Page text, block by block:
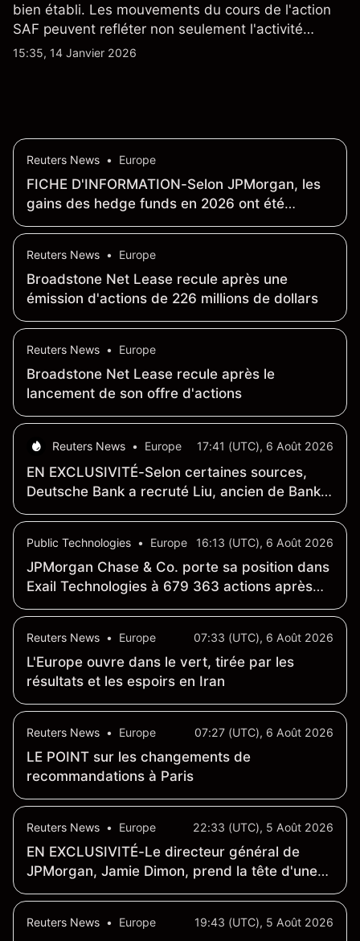
bien établi. Les mouvements du cours de l'action
SAF peuvent refléter non seulement l'activité
quotidienne du marché, mais aussi la position de
15:35, 14 Janvier 2026
Reuters News • Europe
FICHE D'INFORMATION-Selon JPMorgan, les
gains des hedge funds en 2026 ont été
affectés par les opérations sur les valeurs
Reuters News • Europe
Broadstone Net Lease recule après une
émission d'actions de 226 millions de dollars
Reuters News • Europe
Broadstone Net Lease recule après le
lancement de son offre d'actions
Reuters News • Europe 17:41 (UTC), 6 Août 2026
EN EXCLUSIVITÉ-Selon certaines sources,
Deutsche Bank a recruté Liu, ancien de Bank
of America, au poste de responsable mondial
Public Technologies • Europe 16:13 (UTC), 6 Août 2026
JPMorgan Chase & Co. porte sa position dans
Exail Technologies à 679 363 actions après
des achats-ventes autour de 124,9 €
Reuters News • Europe 07:33 (UTC), 6 Août 2026
L'Europe ouvre dans le vert, tirée par les
résultats et les espoirs en Iran
Reuters News • Europe 07:27 (UTC), 6 Août 2026
LE POINT sur les changements de
recommandations à Paris
Reuters News • Europe 22:33 (UTC), 5 Août 2026
EN EXCLUSIVITÉ-Le directeur général de
JPMorgan, Jamie Dimon, prend la tête d'une
nouvelle initiative intersectorielle visant à faire
Reuters News • Europe 19:43 (UTC), 5 Août 2026